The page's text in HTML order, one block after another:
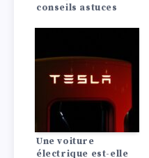
conseils astuces
Une voiture
électrique est-elle